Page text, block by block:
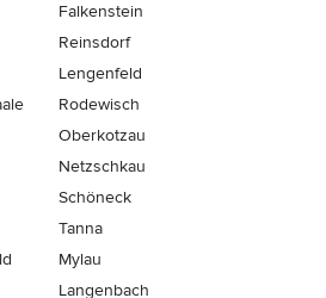
Falkenstein
Reinsdorf
Lengenfeld
Rodewisch
Oberkotzau
Netzschkau
Schöneck
Tanna
Mylau
Langenbach